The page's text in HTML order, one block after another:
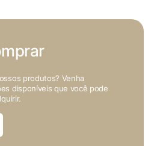
produtos? Venha
disponíveis que você pode